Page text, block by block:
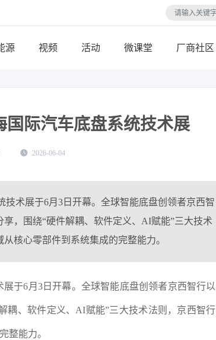
视频 活动 微课堂 厂商社区
际汽车底盘系统技术展
2026-06-04
技术展于6月3日开幕。全球智能底盘创领者京西智
，围绕“硬件解耦、软件定义、AI赋能”三大技术
核心零部件到系统集成的完整能力。
于6月3日开幕。全球智能底盘创领者京西智行
耦、软件定义、AI赋能”三大技术法则，京西智
整能力。